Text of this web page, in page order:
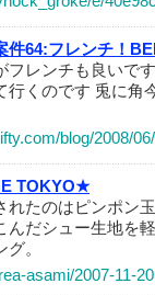
件64:フレンチ！
フレンチも良いで
行くのです 兎に角
blog/2008/
TOKYO★
れたのはピンポン
んだシュー生地を
。
asami/2007-11-20